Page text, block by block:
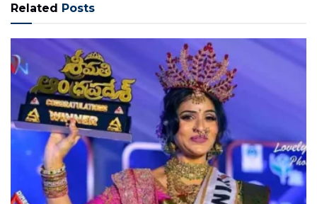
Related Posts